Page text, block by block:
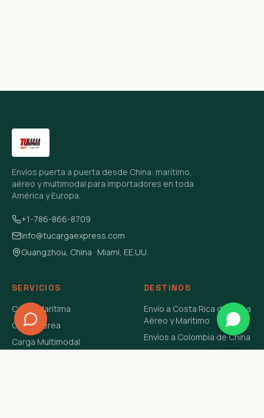
Envíos puerta a puerta desde China: marítimo,
aéreo y multimodal para importadores en toda
América y Europa.
+1-786-866-8709
info@tucargaexpress.com
Guangzhou, China · Miami, EE.UU.
SERVICIOS
Carga Marítima
Carga Aérea
Carga Multimodal
DESTINOS
Envío a Costa Rica de China
Aéreo y Marítimo
Envíos a Colombia de China